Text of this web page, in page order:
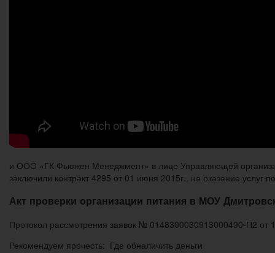
и ООО «ГК Фьюжен Менеджмент» в лице Управляющей
заключили контракт 4295 от 01 июня 2015г., на оказание услуг
Акт проверки организации питания в МОУ
Протокол рассмотрения заявок № 0148300030913000490-П2 от
Рекомендуем прочесть: Где обналичить деньги